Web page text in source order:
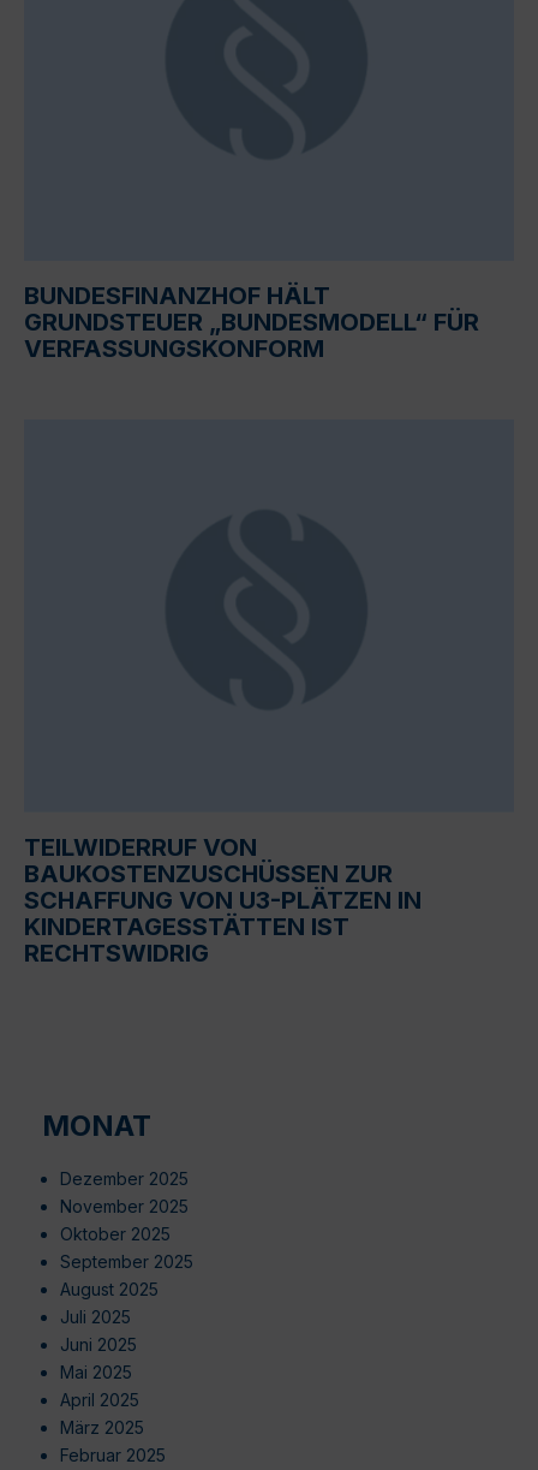
BUNDESFINANZHOF HÄLT
GRUNDSTEUER „BUNDESMODELL“ FÜR
VERFASSUNGSKONFORM
TEILWIDERRUF VON
BAUKOSTENZUSCHÜSSEN ZUR
SCHAFFUNG VON U3-PLÄTZEN IN
KINDERTAGESSTÄTTEN IST
RECHTSWIDRIG
MONAT
Dezember 2025
November 2025
Oktober 2025
September 2025
August 2025
Juli 2025
Juni 2025
Mai 2025
April 2025
März 2025
Februar 2025